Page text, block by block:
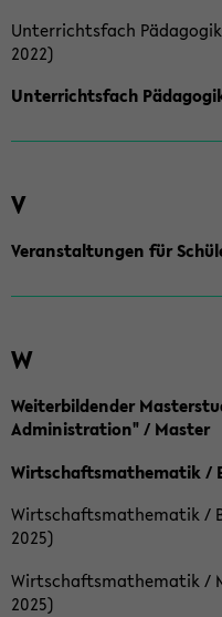
Unterrichtsfach
2022)
Unterrichtsfach
V
Veranstaltungen für
W
Weiterbildender
Administration" / Master
Wirtschaftsmathematik /
Wirtschaftsmathematik /
2025)
Wirtschaftsmathematik /
2025)